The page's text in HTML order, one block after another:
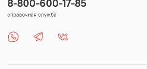
8-800-600-17-85
справочная служба